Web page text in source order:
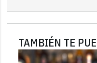
TAMBIÉN TE